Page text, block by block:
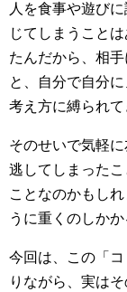
人を食事や遊び
じてしまうこと
たんだから、相
と、自分で自分
考え方に縛られて
そのせいで気軽
逃してしまった
ことなのかもし
うに重くのしかか
今回は、この「
りながら、実は